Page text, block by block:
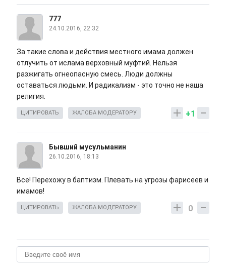
777
24.10.2016, 22:32
За такие слова и действия местного имама должен
отлучить от ислама верховный муфтий. Нельзя
разжигать огнеопасную смесь. Люди должны
оставаться людьми. И радикализм - это точно не наша
религия.
+1
ЦИТИРОВАТЬ ЖАЛОБА МОДЕРАТОРУ
Бывший мусульманин
26.10.2016, 18:13
Все! Перехожу в баптизм. Плевать на угрозы фарисеев и
имамов!
0
ЦИТИРОВАТЬ ЖАЛОБА МОДЕРАТОРУ